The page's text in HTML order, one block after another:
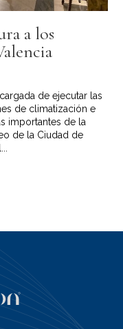
a los
de ejecutar las
de climatización e
importantes de la
de la Ciudad de